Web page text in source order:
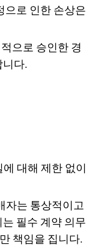
으로 인한 손상은
으로 승인한 경
니다.
대해 제한 없이
자는 통상적이고
필수 계약 의무
책임을 집니다.